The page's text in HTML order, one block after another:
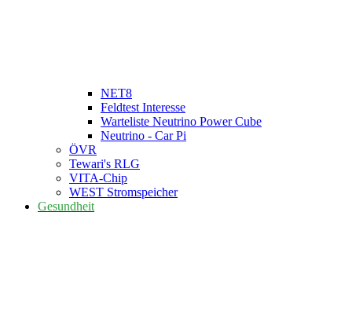
NET8
Feldtest Interesse
Warteliste Neutrino Power Cube
Neutrino - Car Pi
ÖVR
Tewari's RLG
VITA-Chip
WEST Stromspeicher
Gesundheit